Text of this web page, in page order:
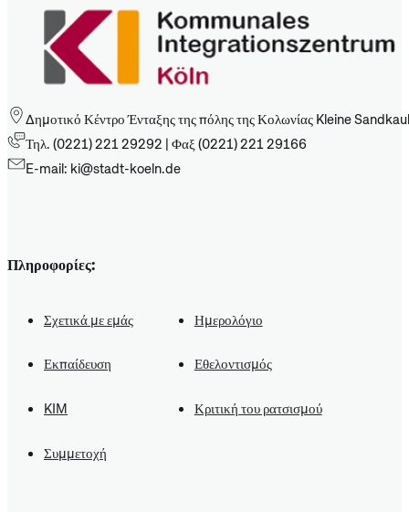
Δημοτικό Κέντρο Ένταξης της πόλης της Κολωνίας Kleine
Τηλ. (0221) 221 29292 | Φαξ (0221) 221 29166
E-mail: ki@stadt-koeln.de
Πληροφορίες:
Σχετικά με εμάς Ημερολόγιο
Εκπαίδευση Εθελοντισμός
KIM Κριτική του ρατσισμού
Συμμετοχή